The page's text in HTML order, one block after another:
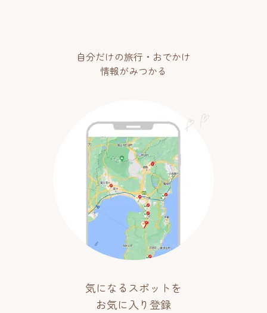
自分だけの旅行・おでかけ
情報がみつかる
気になるスポットを
お気に入り登録